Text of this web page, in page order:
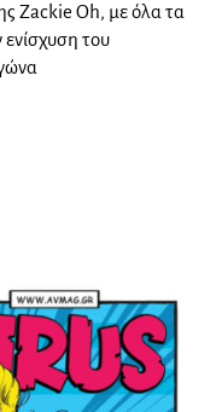
Zackie Oh, με όλα τα
ενίσχυση του